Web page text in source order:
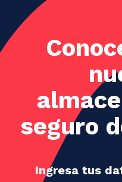
seguro
Ingresa tus